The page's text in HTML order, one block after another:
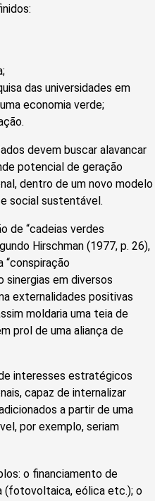
das universidades em
economia verde;
devem buscar alavancar
potencial de geração
dentro de um novo modelo
social sustentável.
de “cadeias verdes
Hirschman (1977, p. 26),
“conspiração
sinergias em diversos
externalidades positivas
moldaria uma teia de
prol de uma aliança de
interesses estratégicos
capaz de internalizar
a partir de uma
por exemplo, seriam
o financiamento de
(fotovoltaica, eólica etc.); o